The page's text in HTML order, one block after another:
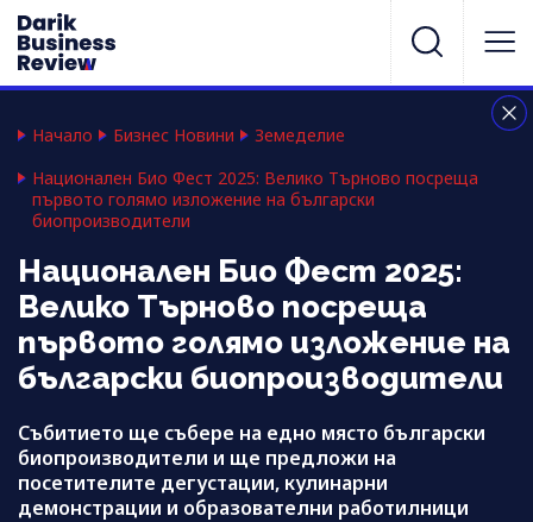
Начало Бизнес Новини
Земеделие
Национален Био Фест 2025: Велико Търново посреща
първото голямо изложение на български
биопроизводители
Национален Био Фест 2025:
Велико Търново посреща
първото голямо изложение на
български биопроизводители
Събитието ще събере на едно място български
биопроизводители и ще предложи на
посетителите дегустации, кулинарни
демонстрации и образователни работилници